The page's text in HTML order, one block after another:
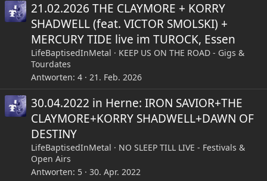
21.02.2026 THE CLAYMORE + KORRY
SHADWELL (feat. VICTOR SMOLSKI) +
MERCURY TIDE live im TUROCK, Essen
LifeBaptisedInMetal
KEEP US ON THE ROAD - Gigs &
Tourdates
Antworten 4 21. Feb. 2026
30.04.2022 in Herne: IRON SAVIOR+THE
CLAYMORE+KORRY SHADWELL+DAWN OF
DESTINY
LifeBaptisedInMetal
NO SLEEP TILL LIVE - Festivals &
Open Airs
Antworten 5 30. Apr. 2022